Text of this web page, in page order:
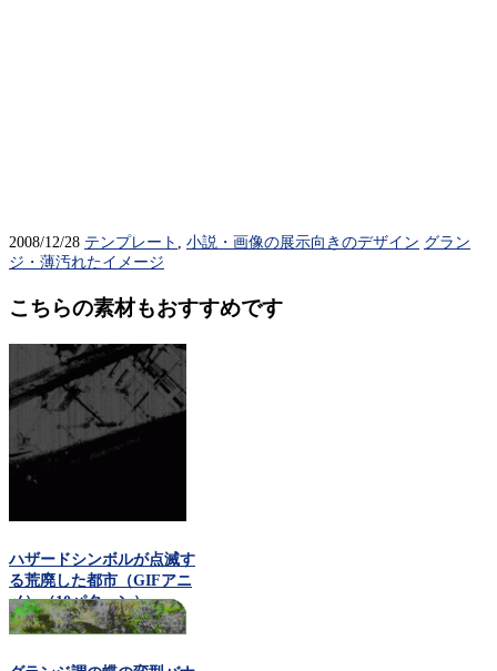
2008/12/28 テンプレート , 小説・画像の展示向きのデザイン グラン
ジ・薄汚れたイメージ
こちらの素材もおすすめです
ハザードシンボルが点滅す
る荒廃した都市（GIFアニ
メ）（10パターン）